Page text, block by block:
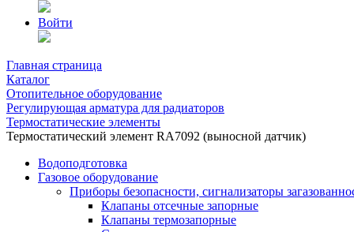
Войти
Главная страница
Каталог
Отопительное оборудование
Регулирующая арматура для радиаторов
Термостатические элементы
Термостатический элемент RA7092 (выносной датчик)
Водоподготовка
Газовое оборудование
Приборы безопасности, сигнализаторы
Клапаны отсечные запорные
Клапаны термозапорные